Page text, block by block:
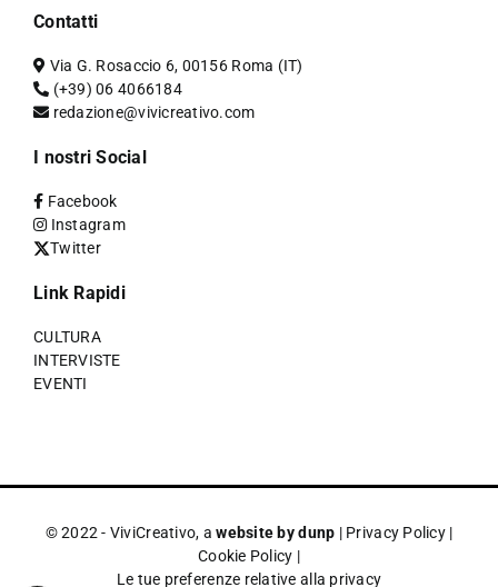
Contatti
Via G. Rosaccio 6, 00156 Roma (IT)
(+39) 06 4066184
redazione@vivicreativo.com
I nostri Social
Facebook
Instagram
Twitter
Link Rapidi
CULTURA
INTERVISTE
EVENTI
© 2022 - ViviCreativo, awebsite by dunp | Privacy Policy|
Cookie Policy |
Le tue preferenze relative alla privacy